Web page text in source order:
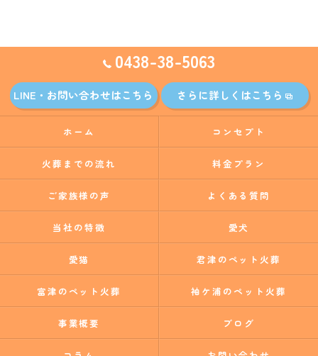
0438-38-5063
LINE・お問い合わせはこちら さらに詳しくはこちら
ホーム コンセプト
火葬までの流れ 料金プラン
ご家族様の声 よくある質問
当社の特徴 愛犬
愛猫 君津のペット火葬
富津のペット火葬 袖ケ浦のペット火葬
事業概要 ブログ